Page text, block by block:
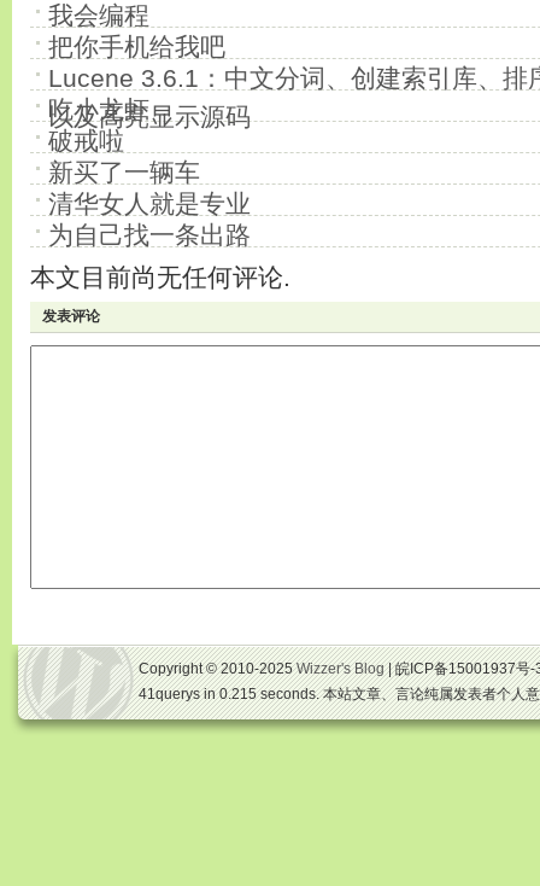
我会编程
把你手机给我吧
Lucene 3.6.1：中文分词、创建索引库、排
以及高亮显示源码
吃小龙虾
破戒啦
新买了一辆车
清华女人就是专业
为自己找一条出路
本文目前尚无任何评论.
发表评论
Copyright © 2010-2025Wizzer's Blog| 皖ICP备15001937号
41querys in 0.215 seconds. 本站文章、言论纯属发表者个人